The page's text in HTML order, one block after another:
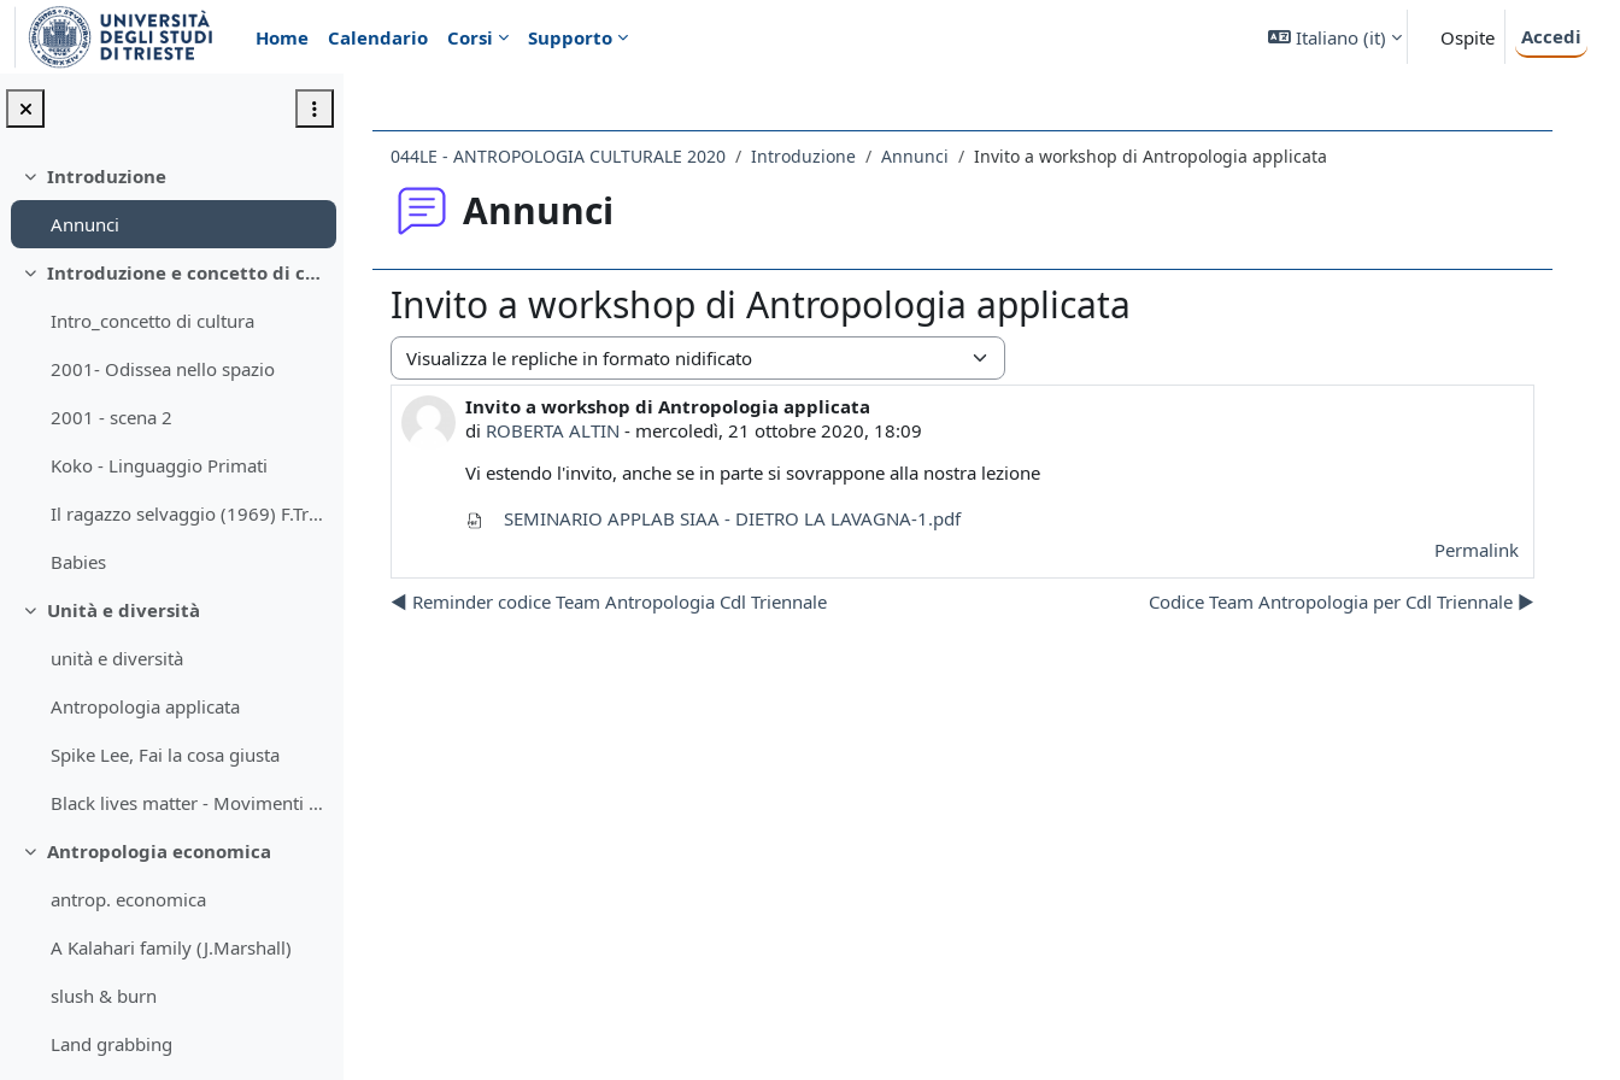
Vai al contenuto principale
Home
Calendario Corsi Supporto Italiano ‎(it)‎ Ospite Accedi
Minimizza
Introduzione
Annunci
Minimizza
Introduzione e concetto di cultura
Intro_concetto di cultura
2001- Odissea nello spazio
2001 - scena 2
Koko - Linguaggio Primati
Il ragazzo selvaggio (1969) F.Truffaut
Babies
Minimizza
Unità e diversità
unità e diversità
Antropologia applicata
Spike Lee, Fai la cosa giusta
Black lives matter - Movimenti anti razzismo
Minimizza
Antropologia economica
antrop. economica
A Kalahari family (J.Marshall)
slush & burn
Land grabbing
044LE - ANTROPOLOGIA CULTURALE 2020 Introduzione Annunci Invito a workshop di Antropologia applicata
Annunci
Invito a workshop di Antropologia applicata
Modalità visualizzazione
Invito a workshop di Antropologia applicata
di ROBERTA ALTIN - mercoledì, 21 ottobre 2020, 18:09
Numero di risposte: 0
Vi estendo l'invito, anche se in parte si sovrappone alla nostra lezione
SEMINARIO APPLAB SIAA - DIETRO LA LAVAGNA-1.pdf
Permalink
◀︎ Reminder codice Team Antropologia Cdl Triennale Codice Team Antropologia per Cdl Triennale ▶︎